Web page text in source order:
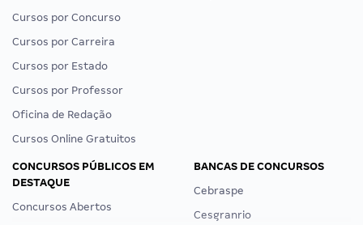
Cursos por Concurso
Cursos por Carreira
Cursos por Estado
Cursos por Professor
Oficina de Redação
Cursos Online Gratuitos
CONCURSOS PÚBLICOS EM
DESTAQUE
Concursos Abertos
BANCAS DE CONCURSOS
Cebraspe
Cesgranrio